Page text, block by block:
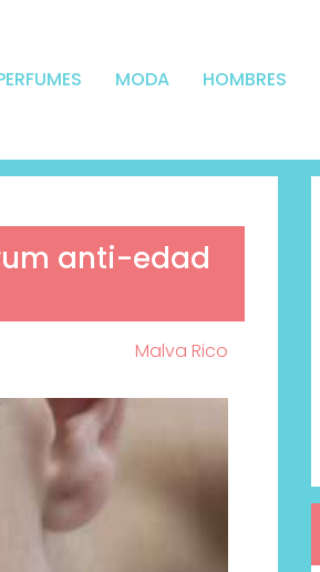
MODA HOMBRES
anti-edad
Malva Rico